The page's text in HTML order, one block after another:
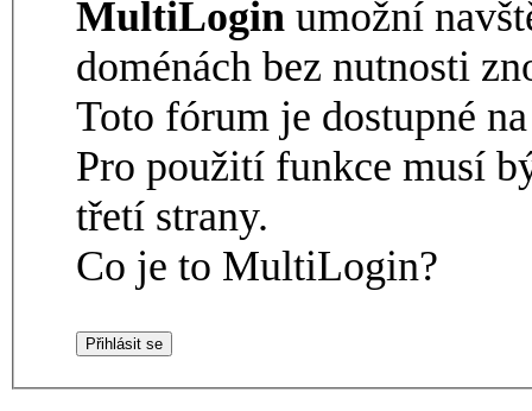
MultiLogin umožní
doménách bez nutnosti
Toto fórum je dostupné
Pro použití funkce musí
třetí strany.
Co je to MultiLogin?